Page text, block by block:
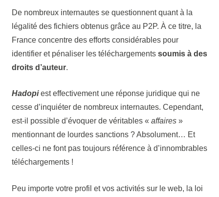
De nombreux internautes se questionnent quant à la
légalité des fichiers obtenus grâce au P2P. À ce titre, la
France concentre des efforts considérables pour
identifier et pénaliser les téléchargements soumis à des
droits d’auteur.
Hadopiest effectivement une réponse juridique qui ne
cesse d’inquiéter de nombreux internautes. Cependant,
est-il possible d’évoquer de véritables « affaires »
mentionnant de lourdes sanctions ? Absolument… Et
celles-ci ne font pas toujours référence à d’innombrables
téléchargements !
Peu importe votre profil et vos activités sur le web, la loi